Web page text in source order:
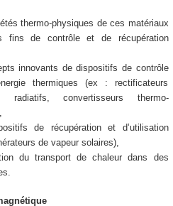
thermo-physiques de ces matériaux
fins de contrôle et de récupération
innovants de dispositifs de contrôle
thermiques (ex : rectificateurs
radiatifs, convertisseurs thermo-
de récupération et d’utilisation
de vapeur solaires),
du transport de chaleur dans des